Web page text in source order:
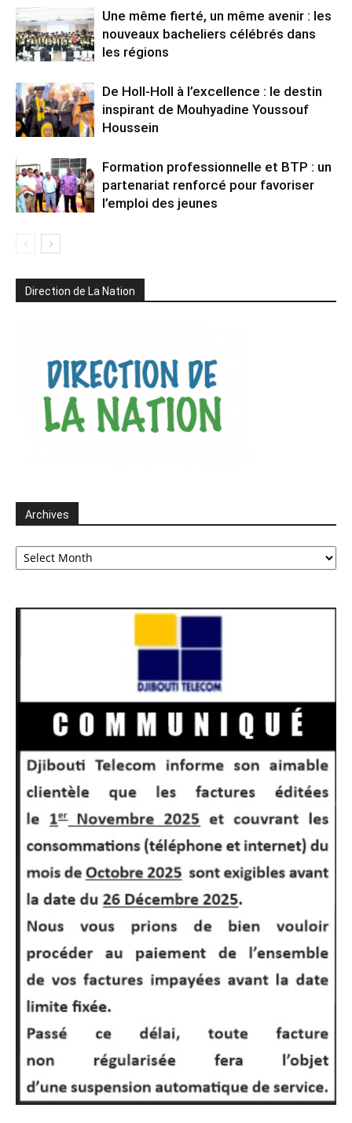
Une même fierté, un même avenir : les
nouveaux bacheliers célébrés dans
les régions
De Holl-Holl à l’excellence : le destin
inspirant de Mouhyadine Youssouf
Houssein
Formation professionnelle et BTP : un
partenariat renforcé pour favoriser
l’emploi des jeunes
Direction de La Nation
Archives
Archives